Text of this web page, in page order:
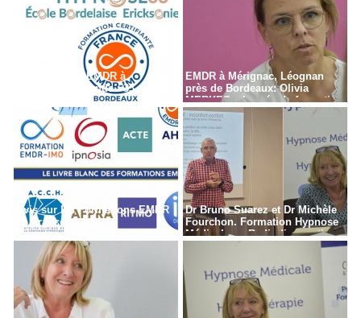
Formation en EMDR à
Bordeaux - Gironde - 33
EMDR à Mérignac, Léognan
près de Bordeaux: Olivia
MERKES, chargée de formation
Avis sur les Formations EMDR
en France
Dr Bruno Suarez et Dr Michèle
Fourchon. Formation Hypnose
Médicale en Radiodiagnostic,